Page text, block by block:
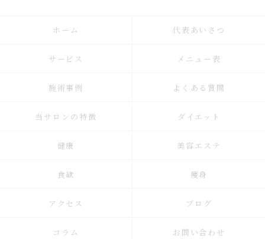
ホーム 代表あいさつ
サービス メニュー表
施術事例 よくある質問
当サロンの特徴 ダイエット
健康 美容エステ
食欲 痩身
アクセス ブログ
コラム お問い合わせ